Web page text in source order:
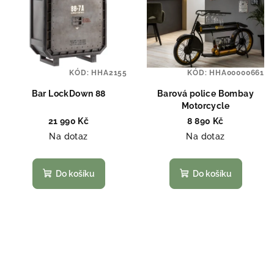
Bar LockDown 88
21 990 Kč
Na dotaz
Do košíku
KÓD: HHA2155
Barová police Bombay
Motorcycle
8 890 Kč
Na dotaz
Do košíku
KÓD: HHA00000661